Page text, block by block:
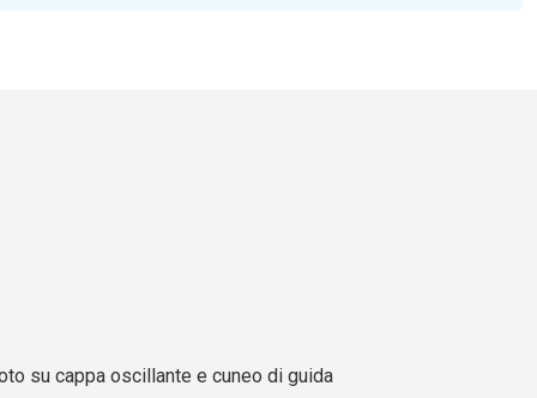
su cappa oscillante e cuneo di guida